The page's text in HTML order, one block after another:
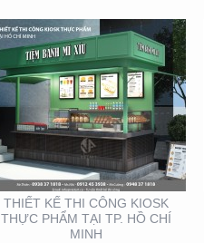
THIẾT KẾ THI CÔNG KIOSK
THỰC PHẨM TẠI TP. HỒ CHÍ
MINH
THIẾT KẾ THI CÔNG
MẶT DỰNG TẠI BÌNH
DƯƠNG – CỦA HÀNG
ROBOVAC